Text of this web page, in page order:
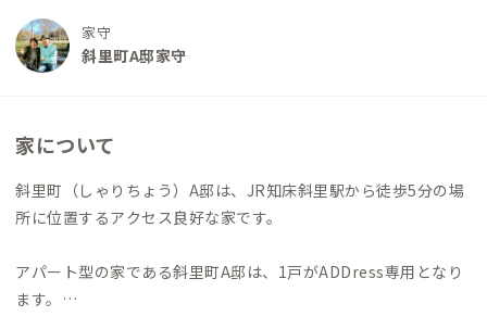
家守
斜里町A邸家守
家について
斜里町（しゃりちょう）A邸は、JR知床斜里駅から徒歩5分の場
所に位置するアクセス良好な家です。
アパート型の家である斜里町A邸は、1戸がADDress専用となり
ます。